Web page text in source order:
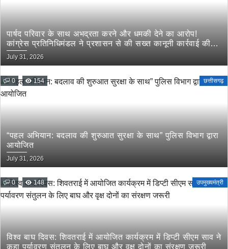
पार्षद परिवार के साथ अभद्रता करने और धमकी देने का आरोप!
कांग्रेस प्रतिनिधिमंडल ने प्रशासन से की सख्त कानूनी कार्रवाई की
मांग
July 31, 2026
0 154 छत्तीसगढ़
“पहल अभियान: बदलाव की शुरुआत सुरक्षा के साथ” पुलिस विभाग द्वारा
आयोजित
July 31, 2026
0 148 उपमुख्यमंत्री
विश्व बाघ दिवस: शिवतराई में आयोजित कार्यक्रम में डिप्टी सीएम साव ने
कहा पर्यावरण संतुलन के लिए बाघ और वृक्ष दोनों का संरक्षण जरूरी